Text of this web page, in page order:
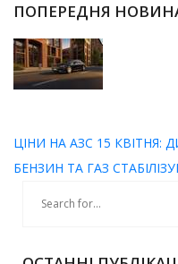
ПОПЕРЕДНЯ
ЦІНИ НА АЗС 15 КВІТНЯ:
БЕНЗИН ТА ГАЗ